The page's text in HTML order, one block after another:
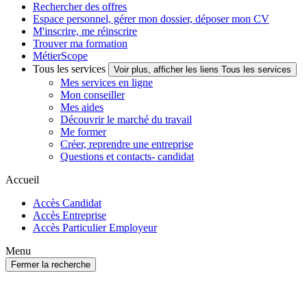
Rechercher des offres
Espace personnel, gérer mon dossier, déposer mon CV
M'inscrire, me réinscrire
Trouver ma formation
MétierScope
Tous les services
Voir plus, afficher les liens Tous les services
Mes services en ligne
Mon conseiller
Mes aides
Découvrir le marché du travail
Me former
Créer, reprendre une entreprise
Questions et contacts- candidat
Accueil
Accès Candidat
Accès Entreprise
Accès Particulier Employeur
Menu
Fermer la recherche